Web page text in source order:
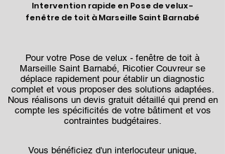
Intervention rapide en Pose de velux -
fenêtre de toit à Marseille Saint Barnabé
Pour votre Pose de velux - fenêtre de toit à
Marseille Saint Barnabé, Ricotier Couvreur se
déplace rapidement pour établir un diagnostic
complet et vous proposer des solutions adaptées.
Nous réalisons un devis gratuit détaillé qui prend en
compte les spécificités de votre bâtiment et vos
contraintes budgétaires.
Vous bénéficiez d'un interlocuteur unique,